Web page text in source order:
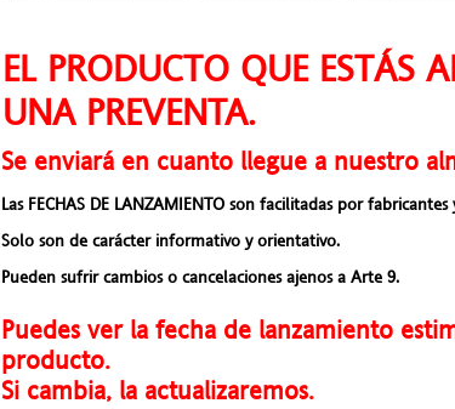
EL PRODUCTO QUE ESTÁS
UNA PREVENTA.
Se enviará en cuanto llegue a nuestro
Las FECHAS DE LANZAMIENTO son facilitadas por
Solo son de carácter informativo y orientativo.
Pueden sufrir cambios o cancelaciones ajenos a Arte 9.
Puedes ver la fecha de lanzamiento
producto.
Si cambia, la actualizaremos.